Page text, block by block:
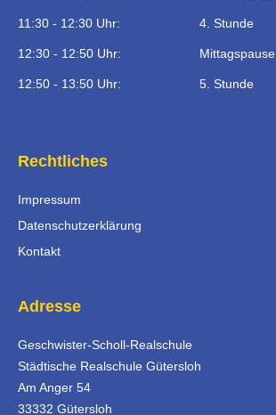
11:30 - 12:30 Uhr: 4. Stunde
12:30 - 12:50 Uhr: Mittagspause
12:50 - 13:50 Uhr: 5. Stunde
Rechtliches
Impressum
Datenschutzerklärung
Kontakt
Adresse
Geschwister-Scholl-Realschule
Städtische Realschule Gütersloh
Am Anger 54
33332 Gütersloh